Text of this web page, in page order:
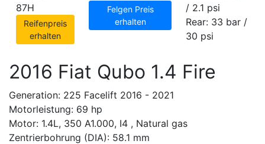
87H
Reifenpreis
erhalten
Felgen Preis
erhalten
/ 2.1 psi
Rear: 33 bar /
30 psi
2016 Fiat Qubo 1.4 Fire
Generation: 225 Facelift 2016 - 2021
Motorleistung: 69 hp
Motor: 1.4L, 350 A1.000, I4 , Natural gas
Zentrierbohrung (DIA): 58.1 mm